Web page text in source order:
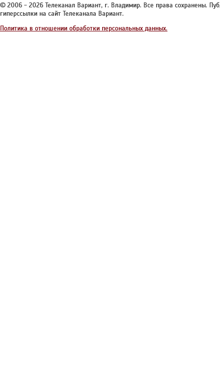
© 2006 - 2026 Телеканал Вариант, г. Владимир. Все права сохранены.
гиперссылки на сайт Телеканала Вариант.
Политика в отношении обработки персональных данных.